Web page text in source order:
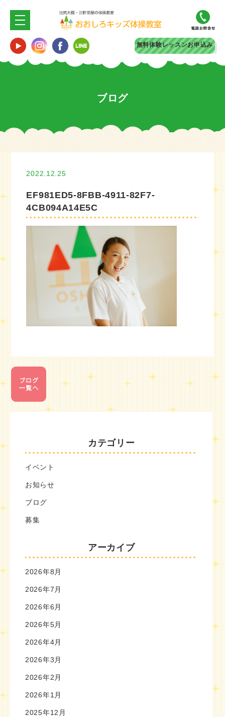
無料体験レッスンお申込み
ブログ
カテゴリー
イベント
お知らせ
ブログ
募集
アーカイブ
2026年8月
2026年7月
2026年6月
2026年5月
2026年4月
2026年3月
2026年2月
2026年1月
2025年12月
2022.12.25
EF981ED5-8FBB-4911-82F7-
4CB094A14E5C